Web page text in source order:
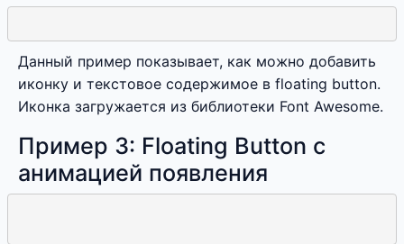
Данный пример показывает, как можно добавить
иконку и текстовое содержимое в floating button.
Иконка загружается из библиотеки Font Awesome.
Пример 3: Floating Button с
анимацией появления